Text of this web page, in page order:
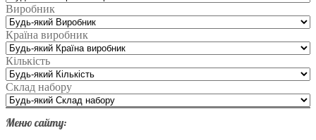
Виробник
Країна виробник
Кількість
Склад набору
Меню сайту: